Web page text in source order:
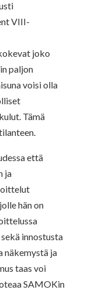
VIII-
joko
paljon
voisi olla
Tämä
että
ja
hän on
innostusta
näkemystä ja
taas voi
SAMOKin